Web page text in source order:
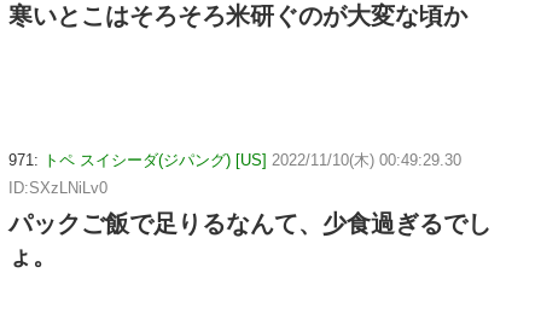
寒いとこはそろそろ米研ぐのが大変な頃か
971: トペ スイシーダ(ジパング) [US] 2022/11/10(木) 00:49:29.30
ID:SXzLNiLv0
パックご飯で足りるなんて、少食過ぎるでし
ょ。